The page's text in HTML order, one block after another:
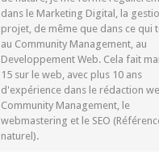
dans le Marketing Digital, la
projet, de même que dans ce qui
au Community Management, au
Developpement Web. Cela fait
15 sur le web, avec plus 10 ans
d'expérience dans le rédaction
Community Management, le
webmastering et le SEO
naturel).